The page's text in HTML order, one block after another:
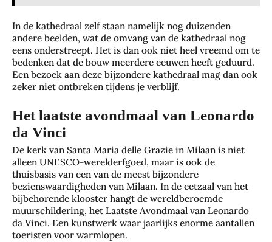
In de kathedraal zelf staan namelijk nog duizenden
andere beelden, wat de omvang van de kathedraal nog
eens onderstreept. Het is dan ook niet heel vreemd om te
bedenken dat de bouw meerdere eeuwen heeft geduurd.
Een bezoek aan deze bijzondere kathedraal mag dan ook
zeker niet ontbreken tijdens je verblijf.
Het laatste avondmaal van Leonardo
da Vinci
De kerk van Santa Maria delle Grazie in Milaan is niet
alleen UNESCO-werelderfgoed, maar is ook de
thuisbasis van een van de meest bijzondere
bezienswaardigheden van Milaan. In de eetzaal van het
bijbehorende klooster hangt de wereldberoemde
muurschildering, het Laatste Avondmaal van Leonardo
da Vinci. Een kunstwerk waar jaarlijks enorme aantallen
toeristen voor warmlopen.